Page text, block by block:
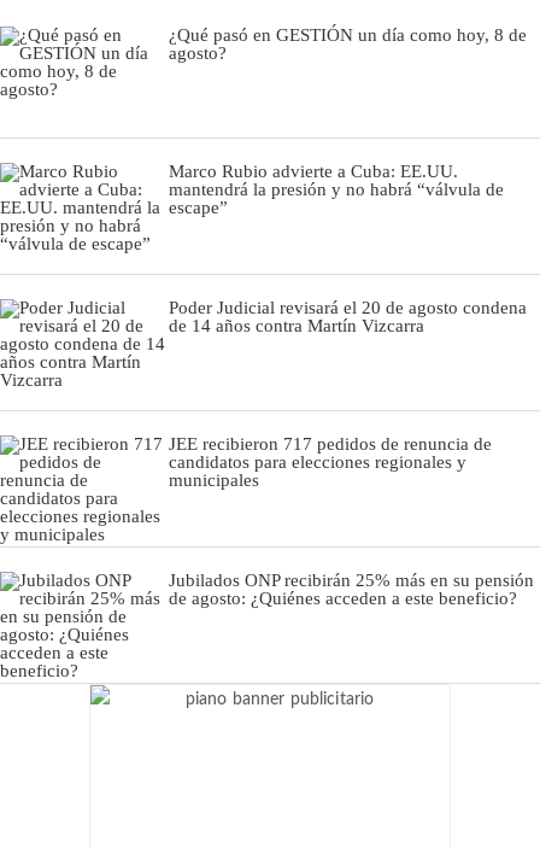
¿Qué pasó en GESTIÓN un día como hoy, 8 de
agosto?
Marco Rubio advierte a Cuba: EE.UU.
mantendrá la presión y no habrá “válvula de
escape”
Poder Judicial revisará el 20 de agosto condena
de 14 años contra Martín Vizcarra
JEE recibieron 717 pedidos de renuncia de
candidatos para elecciones regionales y
municipales
Jubilados ONP recibirán 25% más en su pensión
de agosto: ¿Quiénes acceden a este beneficio?